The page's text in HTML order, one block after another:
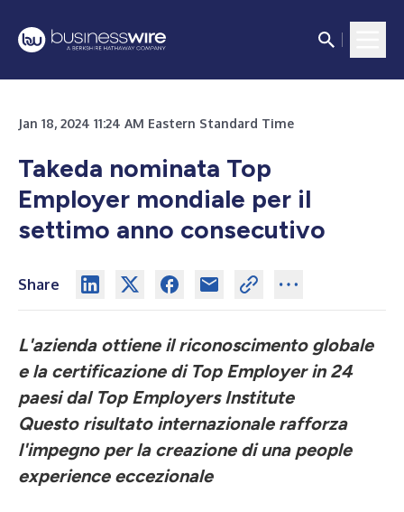
Jan 18, 2024 11:24 AM Eastern Standard Time
Takeda nominata Top
Employer mondiale per il
settimo anno consecutivo
Share
L'azienda ottiene il riconoscimento globale
e la certificazione di Top Employer in 24
paesi dal Top Employers Institute
Questo risultato internazionale rafforza
l'impegno per la creazione di una people
experience eccezionale